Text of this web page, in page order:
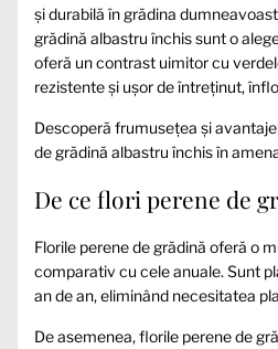
și durabilă în grădina
grădină albastru închis sunt o
oferă un contrast uimitor cu
rezistente și ușor de întreținut,
Descoperă frumusețea și
de grădină albastru închis în
De ce flori perene de
Florile perene de grădină oferă o
comparativ cu cele anuale. Sunt
an de an, eliminând necesitatea
De asemenea, florile perene de